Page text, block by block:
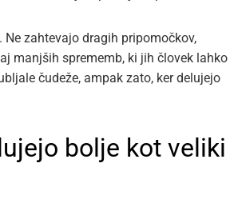
zahtevajo dragih pripomočkov,
manjših sprememb, ki jih človek lahko
čudeže, ampak zato, ker delujejo
bolje kot veliki